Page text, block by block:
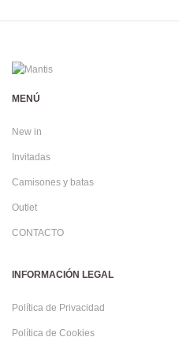
MENÚ
New in
Invitadas
Camisones y batas
Outlet
CONTACTO
INFORMACIÓN LEGAL
Política de Privacidad
Política de Cookies